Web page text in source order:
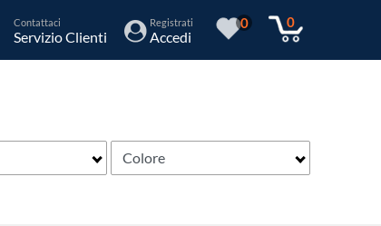
Contattaci
Servizio Clienti
Registrati
Accedi
0 0
Colore